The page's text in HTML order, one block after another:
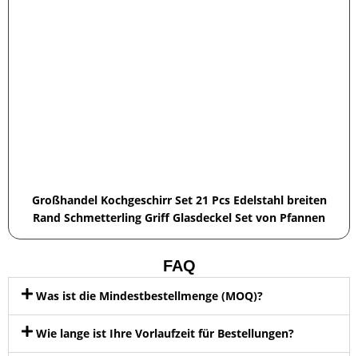
Großhandel Kochgeschirr Set 21 Pcs Edelstahl breiten
Rand Schmetterling Griff Glasdeckel Set von Pfannen
FAQ
Was ist die Mindestbestellmenge (MOQ)?
Wie lange ist Ihre Vorlaufzeit für Bestellungen?